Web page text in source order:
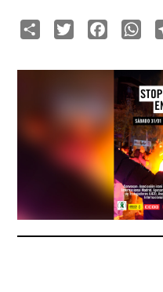
ShareTwitter